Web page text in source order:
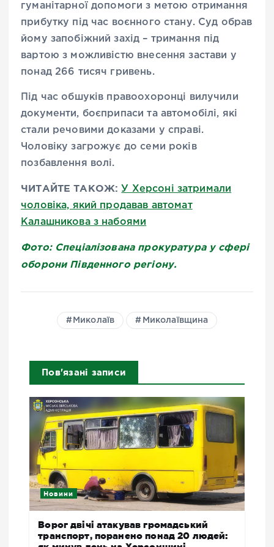
гуманітарної допомоги з метою отримання
прибутку під час воєнного стану. Суд обрав
йому запобіжний захід – тримання під
вартою з можливістю внесення застави у
понад 266 тисяч гривень.
Під час обшуків правоохоронці вилучили
документи, боєприпаси та автомобілі, які
стали речовими доказами у справі.
Чоловіку загрожує до семи років
позбавлення волі.
ЧИТАЙТЕ ТАКОЖ: У Херсоні затримали
чоловіка, який продавав автомат
Калашникова з набоями
Фото: Спеціалізована прокуратура у сфері
оборони Південного регіону.
Миколаїв Миколаївщина
Пов'язані записи
Новини
Ворог двічі атакував громадський
транспорт, поранено понад 20 людей: